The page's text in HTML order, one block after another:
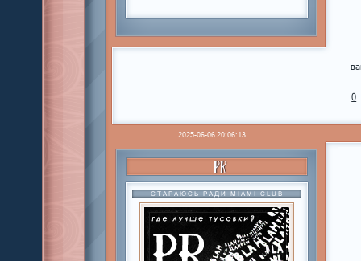
0
2025-06-06 20:06:13
PR
СТАРАЮСЬ РАДИ MIAMI CLUB